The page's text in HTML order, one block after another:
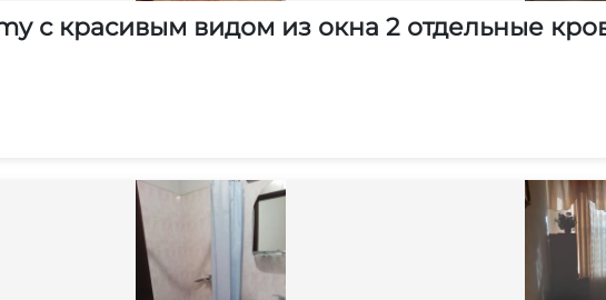
с красивым видом из окна 2 отдельные